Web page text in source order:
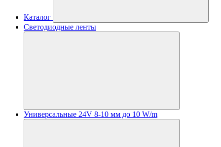
Каталог
Светодиодные ленты
Универсальные 24V 8-10 мм до 10 W/m